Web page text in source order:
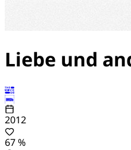
Liebe und
2012
67 %